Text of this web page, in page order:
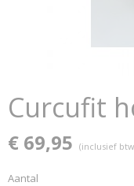
Curcufit
€ 69,95 (inclusief
Aantal